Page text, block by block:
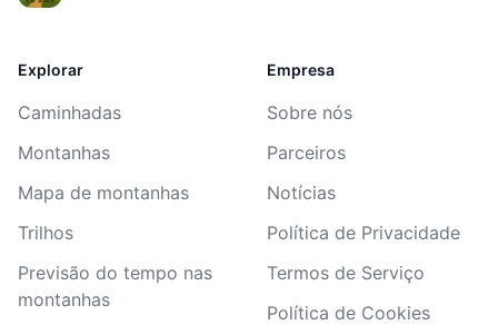
Explorar
Caminhadas
Montanhas
Mapa de montanhas
Trilhos
Previsão do tempo nas
montanhas
Empresa
Sobre nós
Parceiros
Notícias
Política de Privacidade
Termos de Serviço
Política de Cookies